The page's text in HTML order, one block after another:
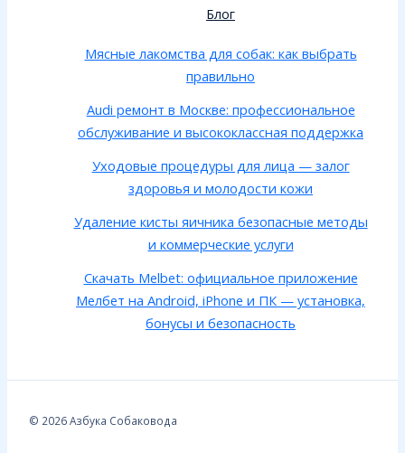
Блог
Мясные лакомства для собак: как выбрать
правильно
Audi ремонт в Москве: профессиональное
обслуживание и высококлассная поддержка
Уходовые процедуры для лица — залог
здоровья и молодости кожи
Удаление кисты яичника безопасные методы
и коммерческие услуги
Скачать Melbet: официальное приложение
Мелбет на Android, iPhone и ПК — установка,
бонусы и безопасность
© 2026 Азбука Собаковода